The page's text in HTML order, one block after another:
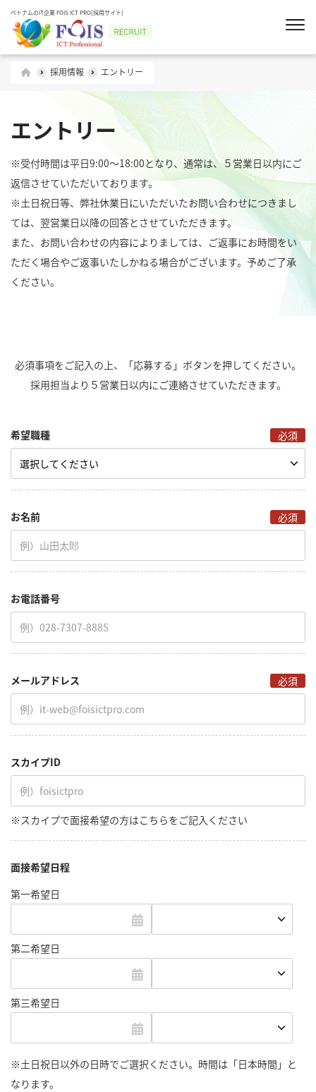
ベトナムのIT企業 FOIS ICT PRO[採用サイト]
採用情報 エントリー
エントリー
※受付時間は平日9:00～18:00となり、通常は、５営業日以内にご
返信させていただいております。
※土日祝日等、弊社休業日にいただいたお問い合わせにつきまし
ては、翌営業日以降の回答とさせていただきます。
また、お問い合わせの内容によりましては、ご返事にお時間をい
ただく場合やご返事いたしかねる場合がございます。予めご了承
ください。
必須事項をご記入の上、「応募する」ボタンを押してください。
採用担当より５営業日以内にご連絡させていただきます。
希望職種 必須
お名前 必須
お電話番号
メールアドレス 必須
スカイプID
※スカイプで面接希望の方はこちらをご記入ください
面接希望日程
第一希望日
第二希望日
第三希望日
※土日祝日以外の日時でご選択ください。時間は「日本時間」と
なります。